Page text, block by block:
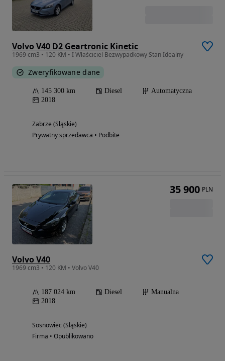
Volvo V40 D2 Geartronic Kinetic
1969 cm3 • 120 KM • I Właściciel Bezwypadkowy Stan Idealny
Zweryfikowane dane
145 300 km Diesel
Automatyczna
2018
Zabrze (Śląskie)
Prywatny sprzedawca • Podbite
Volvo V40
1969 cm3 • 120 KM • Volvo V40
187 024 km Diesel
Manualna
2018
Sosnowiec (Śląskie)
Firma • Opublikowano
35 900 PLN